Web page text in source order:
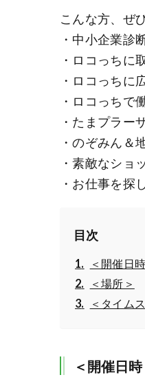
こんな方、ぜ
・中小企業診
・ロコっちに
・ロコっちに
・ロコっちで
・たまプラー
・のぞみん＆
・素敵なショ
・お仕事を探
目次
＜開催日
＜場所＞
＜タイム
＜開催日時